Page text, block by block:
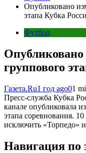
Опубликовано
этапа Кубка
Футбол
Опубликовано
группового
Газета.Ru1 год ago01
Пресс-служба Кубка
канале опубликовала
этапа соревнования.
исключить «Торпедо»
Навигация по